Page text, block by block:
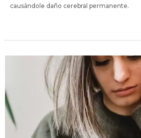
causándole daño cerebral permanente.